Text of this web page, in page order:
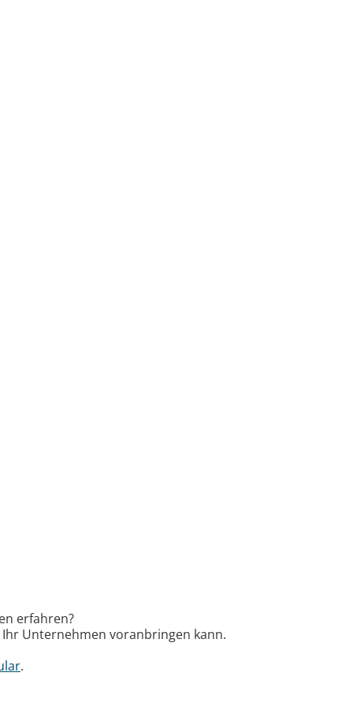
erfahren?
Unternehmen voranbringen kann.
.